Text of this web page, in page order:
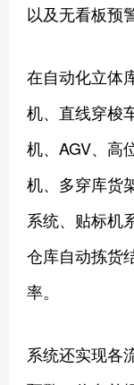
以及无看板预
在自动化立体
机、直线穿梭
机、AGV、高
机、多穿库货
系统、贴标机
仓库自动拣货
率。
系统还实现各